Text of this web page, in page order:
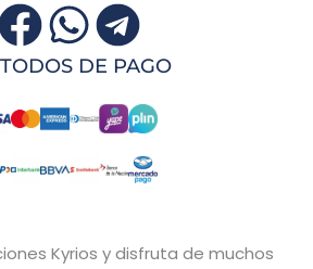
DE PAGO
Kyrios y disfruta de muchos